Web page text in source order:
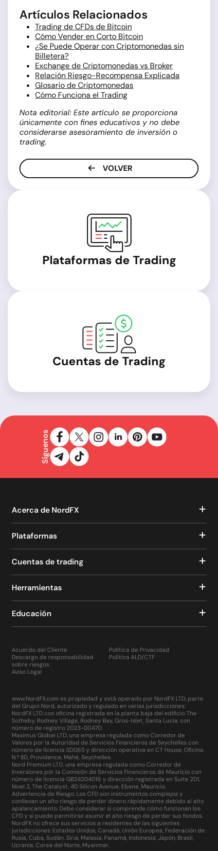
Artículos Relacionados
Trading de CFDs de Bitcoin
Cómo Vender en Corto Bitcoin
¿Se Puede Operar con Criptomonedas sin
Billetera?
Exchange de Criptomonedas vs Broker
Relación Riesgo-Recompensa Explicada
Glosario de Criptomonedas
Cómo Funciona el Trading
Nota editorial: Este artículo se proporciona
únicamente con fines educativos y no debe
considerarse asesoramiento de inversión o
trading.
VOLVER
Plataformas de Trading
Cuentas de Trading
Síguenos
Acerca de NordFX
Plataformas
Cuentas de trading
Herramientas
Educación
Acuerdo del Cliente
Descargo de responsabilidad
sobre riesgos
Aviso Legal
Política de Privacidad
Política ALD/CTF
www.NordFX.com es propiedad y está operado por NordFX LTD, parte
del Grupo Nord, autorizado y regulado en varias jurisdicciones:
NordFX LTD con oficina registrada en la planta baja del edificio The
Sotheby, Rodney Village, Rodney Bay, Gros-Islet, Santa Lucía, con
número de registro 2023-00470.
Maximus Global LTD, una empresa regulada como Corredor de
Valores por la Autoridad de Servicios Financieros de Seychelles con
número de licencia SD065 y dirección operativa en CT House, Oficina
N.º 8D, Providence, Mahé, Seychelles.
Nord Premium LTD, una empresa regulada como Corredor de
Inversiones por la Comisión de Servicios Financieros de Mauricio con
número de licencia GB24204016 y dirección registrada en Suite 201,
Nivel 2, The Catalyst, 40 Silicon Avenue, Ebene, Mauricio.
Advertencia de Riesgo: Los CFD son instrumentos complejos y
conllevan un alto riesgo de perder dinero rápidamente debido al alto
apalancamiento. Debe considerar si comprende cómo funcionan los
CFD y si puede permitirse asumir el alto riesgo de perder sus fondos.
NordFX no ofrece sus servicios a residentes de las siguientes
jurisdicciones: Estados Unidos, Canadá, Unión Europea, Federación de
Rusia, Cuba, Sudán, Siria, Malasia, Panamá, Indonesia, Japón, Brasil,
Ucrania, Corea del Norte, Myanmar.